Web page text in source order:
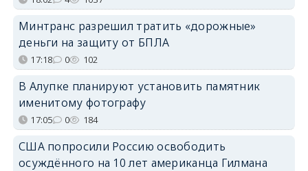
Минтранс разрешил тратить «дорожные»
деньги на защиту от БПЛА
17:18 0 102
В Алупке планируют установить памятник
именитому фотографу
17:05 0 184
США попросили Россию освободить
осуждённого на 10 лет американца Гилмана